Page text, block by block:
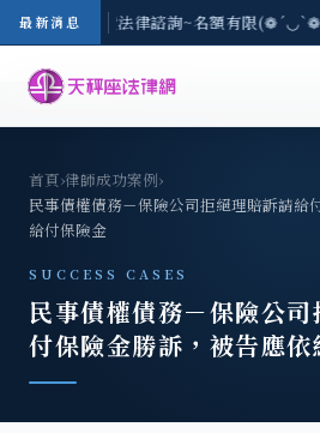
最新消息
一) 現場免費法律諮詢~名額有限
首頁›律師成功案例›
民事債權債務－保險公司拒絕理賠訴請給
給付保險金
SUCCESS CASES
民事債權債務－保險公
付保險金勝訴，被告應